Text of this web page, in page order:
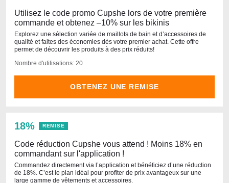
Utilisez le code promo Cupshe lors de votre première
commande et obtenez –10% sur les bikinis
Explorez une sélection variée de maillots de bain et d’accessoires de
qualité et faites des économies dès votre premier achat. Cette offre
permet de découvrir les produits à des prix réduits!
Nombre d'utilisations: 20
OBTENEZ UNE REMISE
18% REMISE
Code réduction Cupshe vous attend ! Moins 18% en
commandant sur l'application !
Commandez directement via l’application et bénéficiez d’une réduction
de 18%. C’est le plan idéal pour profiter de prix avantageux sur une
large gamme de vêtements et accessoires.